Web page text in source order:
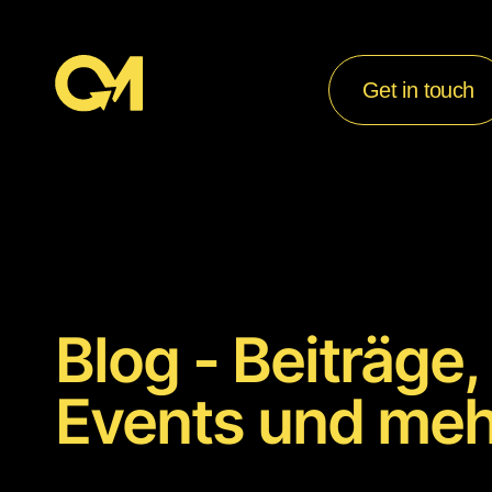
Get in touch
Blog - Beiträge,
Events und